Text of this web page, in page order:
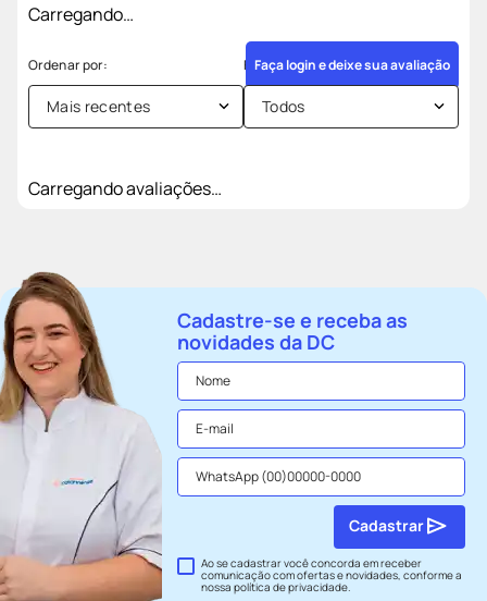
Carregando…
Faça login e deixe sua avaliação
Mais recentes Todos
Carregando avaliações…
Cadastre-se e receba as
novidades da DC
Ao se cadastrar você concorda em receber
comunicação com ofertas e novidades, conforme a
nossapolítica de privacidade.
Cadastrar